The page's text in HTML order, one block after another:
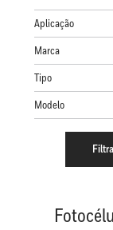
Aplicação
Marca
Tipo
Modelo